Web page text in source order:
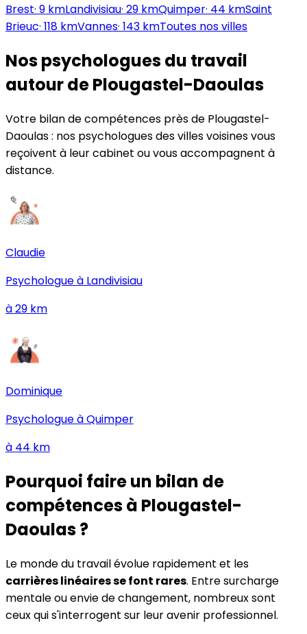
Brest· 9 kmLandivisiau· 29 kmQuimper· 44 kmSaint
Brieuc· 118 kmVannes· 143 kmToutes nos villes
Nos psychologues du travail
autour dePlougastel-Daoulas
Votre bilan de compétences près de Plougastel-
Daoulas: nos psychologues des villes voisines vous
reçoivent à leur cabinet ou vous accompagnent à
distance.
Claudie
Psychologue à Landivisiau
à29 km
Dominique
Psychologue àQuimper
à 44 km
Pourquoi faire un bilan de
compétencesà Plougastel-
Daoulas?
Le monde du travail évolue rapidement et les
carrières linéaires se font rares. Entre surcharge
mentale ou envie de changement, nombreux sont
ceux qui s'interrogent sur leur avenir professionnel.